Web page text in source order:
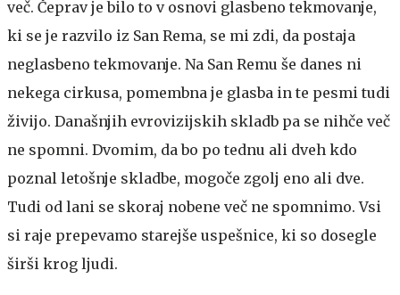
več. Čeprav je bilo to v osnovi glasbeno tekmovanje,
ki se je razvilo iz San Rema, se mi zdi, da postaja
neglasbeno tekmovanje. Na San Remu še danes ni
nekega cirkusa, pomembna je glasba in te pesmi tudi
živijo. Današnjih evrovizijskih skladb pa se nihče več
ne spomni. Dvomim, da bo po tednu ali dveh kdo
poznal letošnje skladbe, mogoče zgolj eno ali dve.
Tudi od lani se skoraj nobene več ne spomnimo. Vsi
si raje prepevamo starejše uspešnice, ki so dosegle
širši krog ljudi.